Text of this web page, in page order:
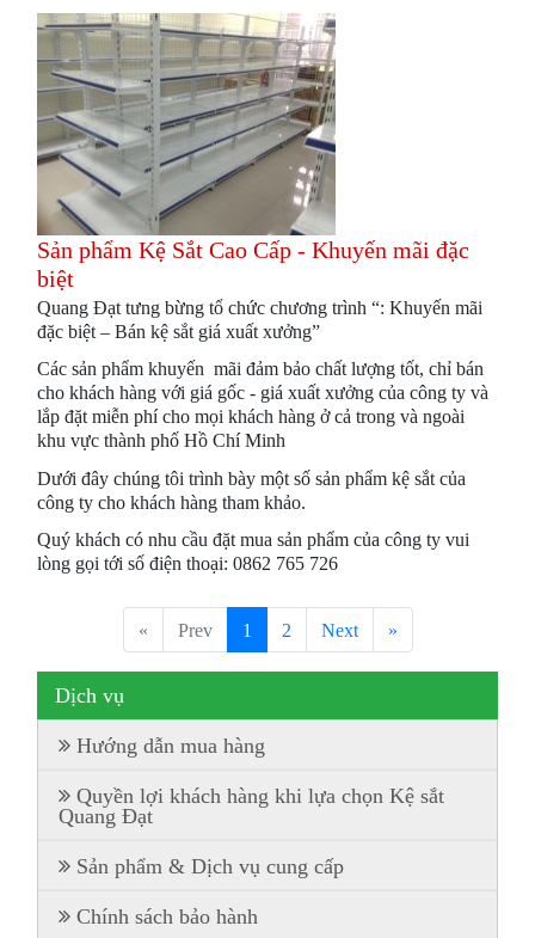
Sản phẩm Kệ Sắt Cao Cấp - Khuyến mãi đặc
biệt
Quang Đạt tưng bừng tổ chức chương trình “: Khuyến mãi
đặc biệt – Bán kệ sắt giá xuất xưởng”
Các sản phẩm khuyến mãi đảm bảo chất lượng tốt, chỉ bán
cho khách hàng với giá gốc - giá xuất xưởng của công ty và
lắp đặt miễn phí cho mọi khách hàng ở cả trong và ngoài
khu vực thành phố Hồ Chí Minh
Dưới đây chúng tôi trình bày một số sản phẩm kệ sắt của
công ty cho khách hàng tham khảo.
Quý khách có nhu cầu đặt mua sản phẩm của công ty vui
lòng gọi tới số điện thoại: 0862 765 726
« Prev 1 2 Next »
Dịch vụ
Hướng dẫn mua hàng
Quyền lợi khách hàng khi lựa chọn Kệ sắt
Quang Đạt
Sản phẩm & Dịch vụ cung cấp
Chính sách bảo hành